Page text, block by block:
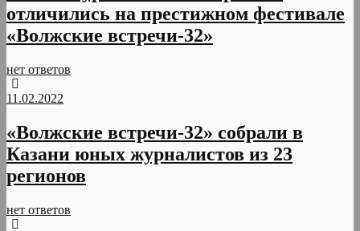
отличились на престижном фестивале
«Волжские встречи-32»
нет ответов
11.02.2022
«Волжские встречи-32» собрали в
Казани юных журналистов из 23
регионов
нет ответов